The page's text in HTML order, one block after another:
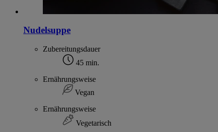
Nudelsuppe
Zubereitungsdauer
45 min.
Ernährungsweise
Vegan
Ernährungsweise
Vegetarisch